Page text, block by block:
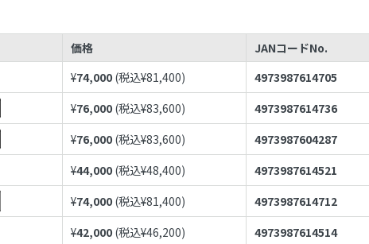
価格
JANコードNo.
¥74,000 (税込¥81,400)
4973987614705
¥76,000 (税込¥83,600)
4973987614736
¥76,000 (税込¥83,600)
4973987604287
¥44,000 (税込¥48,400)
4973987614521
¥74,000 (税込¥81,400)
4973987614712
¥42,000 (税込¥46,200)
4973987614514